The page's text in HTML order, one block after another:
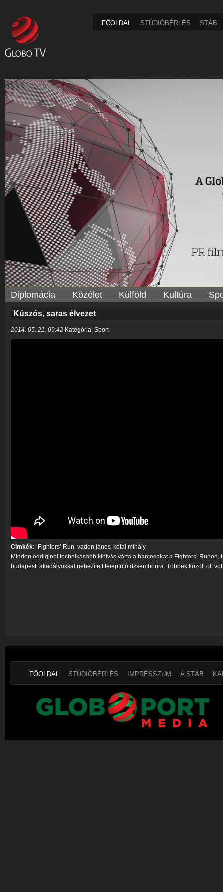
FŐOLDAL STÚDIÓBÉRLÉS STÁB
Diplomácia Közélet Külföld Kultúra
Kúszós, saras élvezet
2014. 05. 21. 09:42 Kategória: Sport
Cimkék: Fighters’ Run vadon jános kótai mihály
Minden eddiginél technikásabb kihívás várta a harcosokat a Fighters’ Runon,
budapesti akadályokkal nehezített terepfutó dzsemborira. Többek között ott
FŐOLDAL STÚDIÓBÉRLÉS IMPRESSZUM A STÁB